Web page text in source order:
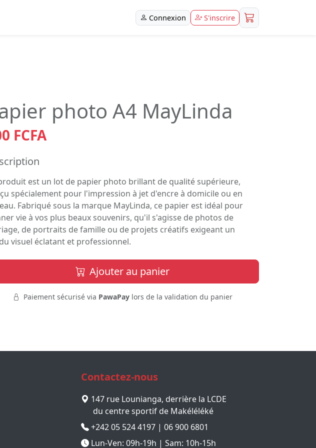
Connexion S'inscrire
photo A4 MayLinda
FCFA
est un lot de papier photo brillant de qualité supérieure,
spécialement pour l'impression à jet d'encre à domicile ou en
Fabriqué sous la marque MayLinda, ce papier est idéal pour
vie à vos plus beaux souvenirs, qu'il s'agisse de photos de
de portraits de famille ou de projets créatifs exigeant un
visuel éclatant et professionnel.
Ajouter au panier
Paiement sécurisé via PawaPay lors de la validation du panier
Contactez-nous
147 rue Lounianga, derrière la LCDE
du centre sportif de Makéléléké
+242 05 524 4197 | 06 900 6801
Lun-Ven: 09h-19h | Sam: 10h-15h